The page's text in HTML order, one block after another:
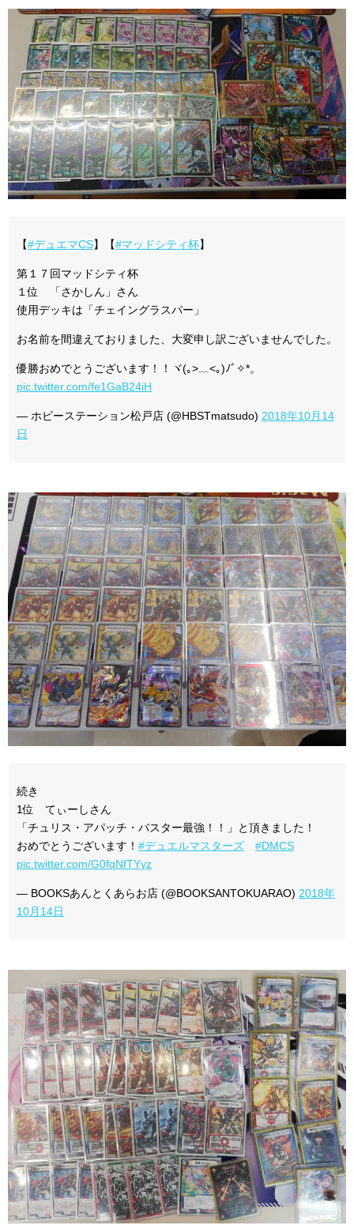
【#デュエマCS】【#マッドシティ杯】
第１７回マッドシティ杯
１位 「さかしん」さん
使用デッキは「チェイングラスパー」
お名前を間違えておりました、大変申し訳ございませんでした。
優勝おめでとうございます！！ヾ(｡>﹏<｡)ﾉﾞ✧*。
pic.twitter.com/fe1GaB24iH
— ホビーステーション松戸店 (@HBSTmatsudo) 2018年10月14
日
続き
1位 てぃーしさん
「チュリス・アパッチ・バスター最強！！」と頂きました！
おめでとうございます！ #デュエルマスターズ
#DMCS
pic.twitter.com/G0fqNfTYyz
— BOOKSあんとくあらお店 (@BOOKSANTOKUARAO) 2018年
10月14日